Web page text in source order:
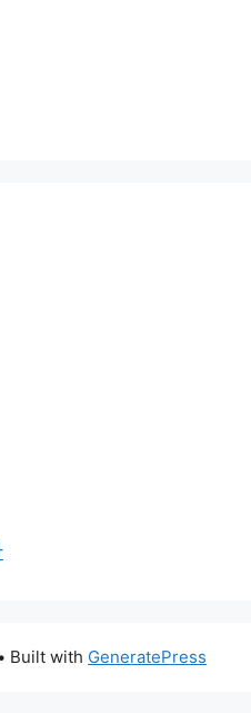
• Built with GeneratePress